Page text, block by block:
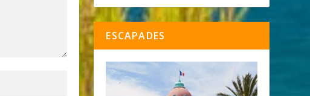
ESCAPADES